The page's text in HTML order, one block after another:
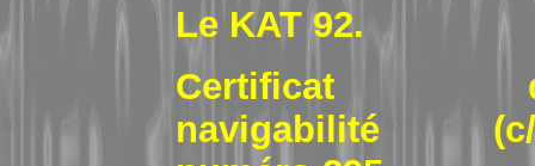
Le KAT 92.
Certificat
navigabilité (c/